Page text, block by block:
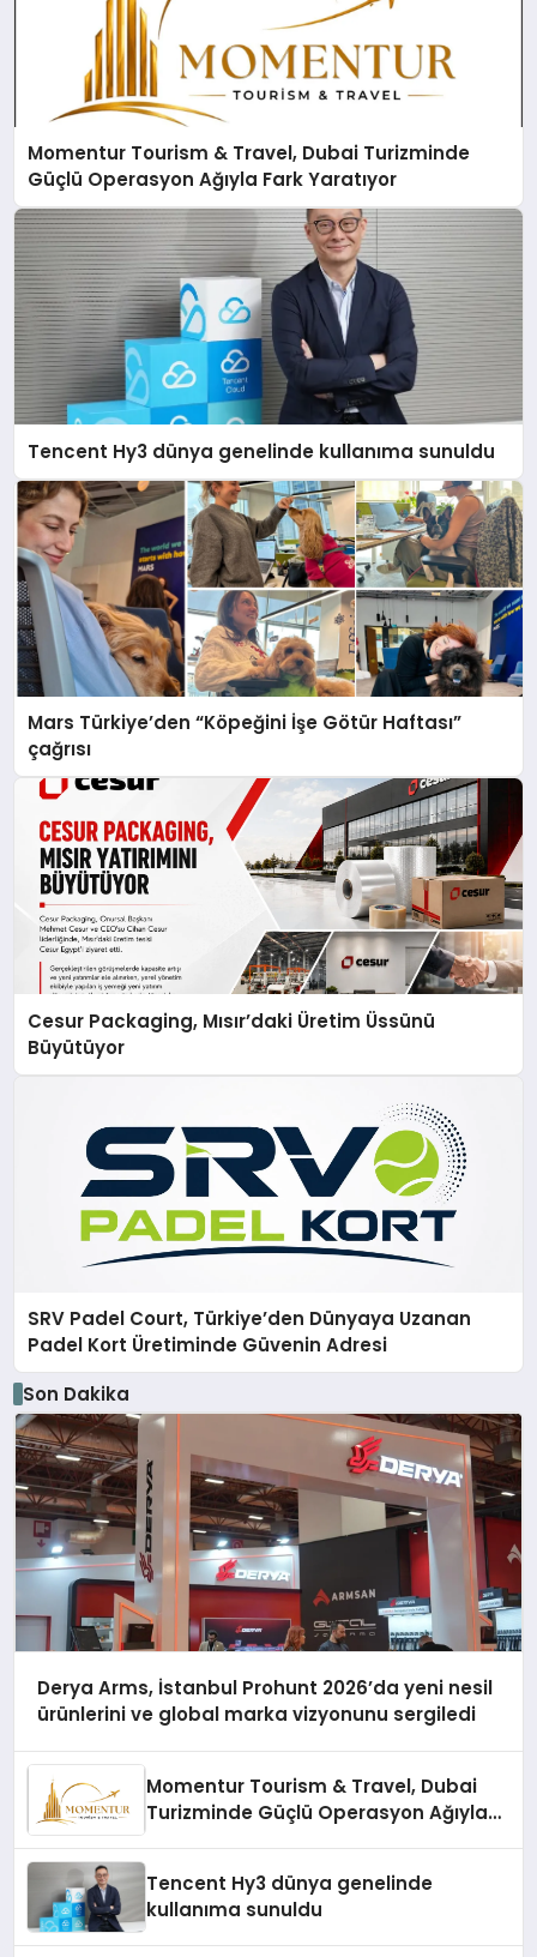
Momentur Tourism & Travel, Dubai Turizminde
Güçlü Operasyon Ağıyla Fark Yaratıyor
Tencent Hy3 dünya genelinde kullanıma sunuldu
Mars Türkiye’den “Köpeğini İşe Götür Haftası”
çağrısı
Cesur Packaging, Mısır’daki Üretim Üssünü
Büyütüyor
SRV Padel Court, Türkiye’den Dünyaya Uzanan
Padel Kort Üretiminde Güvenin Adresi
Son Dakika
Derya Arms, İstanbul Prohunt 2026’da yeni nesil
ürünlerini ve global marka vizyonunu sergiledi
Momentur Tourism & Travel, Dubai
Turizminde Güçlü Operasyon Ağıyla
Tencent Hy3 dünya genelinde
kullanıma sunuldu